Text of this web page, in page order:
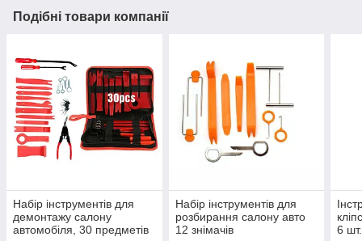
Подібні товари компанії
Набір інструментів для
демонтажу салону
автомобіля, 30 предметів
Набір інструментів для
розбирання салону авто
12 знімачів
6 шт.